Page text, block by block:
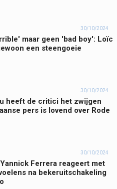
30/10/2024
maar geen 'bad boy': Loïc
een steengoeie
30/10/2024
heeft de critici het zwijgen
pers is lovend over Rode
30/10/2024
Ferrera reageert met
na bekeruitschakeling